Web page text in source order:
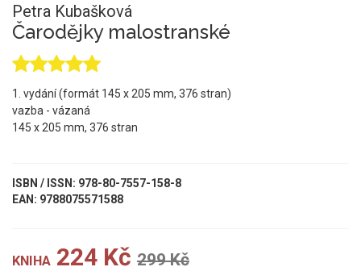
Petra Kubašková
Čarodějky malostranské
1. vydání (formát 145 x 205 mm, 376 stran)
vazba - vázaná
145 x 205 mm, 376 stran
ISBN / ISSN: 978-80-7557-158-8
EAN: 9788075571588
KNIHA 224 Kč 299 Kč